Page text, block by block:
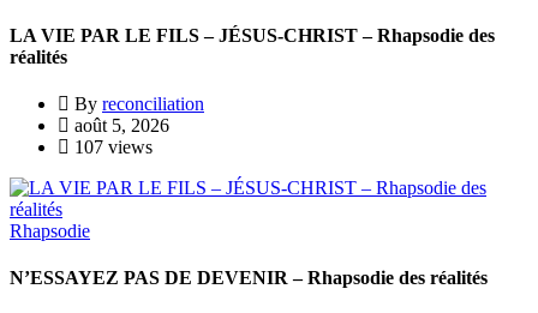
LA VIE PAR LE FILS – JÉSUS-CHRIST – Rhapsodie des
réalités
By reconciliation
août 5, 2026
107 views
Rhapsodie
N’ESSAYEZ PAS DE DEVENIR – Rhapsodie des réalités